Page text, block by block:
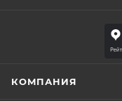
КОМПАНИЯ